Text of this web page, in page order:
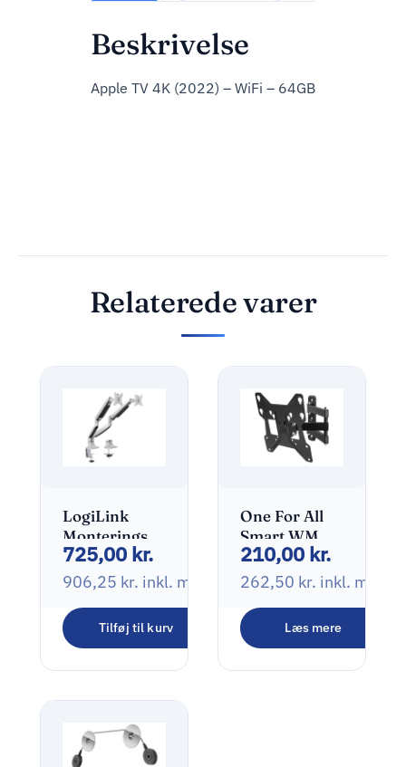
Beskrivelse
Apple TV 4K (2022) – WiFi – 64GB
Relaterede varer
LogiLink
Monteringssæt
2 skærme
13″-32″
725,00 kr.
906,25 kr. inkl. moms
Tilføj til kurv
One For All
Smart WM
2251
210,00 kr.
262,50 kr. inkl. moms
Læs mere